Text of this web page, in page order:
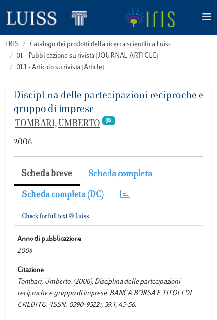
IRIS
Catalogo dei prodotti della ricerca scientifica Luiss
01 - Pubblicazione su rivista (JOURNAL ARTICLE)
01.1 - Articolo su rivista (Article)
Disciplina delle partecipazioni reciproche e
gruppo di imprese
TOMBARI, UMBERTO
2006
Scheda breve Scheda completa
Scheda completa (DC)
Anno di pubblicazione
2006
Citazione
Tombari, Umberto. (2006). Disciplina delle partecipazioni
reciproche e gruppo di imprese. BANCA BORSA E TITOLI DI
CREDITO, (ISSN: 0390-9522), 59:1, 45-56.